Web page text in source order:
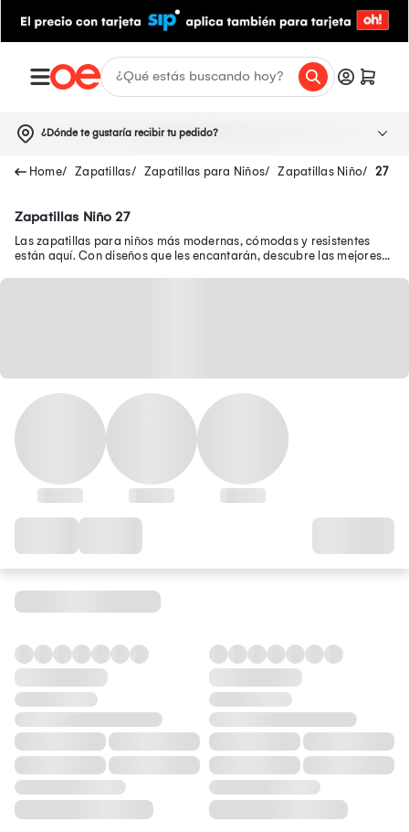
¿Dónde te gustaría recibir tu pedido?
Zapatillas Zapatillas para Niños Zapatillas Niño 27
Zapatillas Niño 27
Las zapatillas para niños más modernas, cómodas y resistentes
están aquí. Con diseños que les encantarán, descubre las mejores